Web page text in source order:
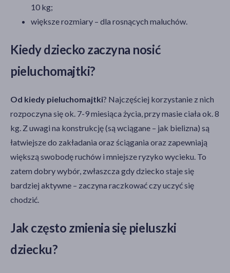
10 kg;
większe rozmiary – dla rosnących maluchów.
Kiedy dziecko zaczyna nosić
pieluchomajtki?
Od kiedy pieluchomajtki? Najczęściej korzystanie z nich
rozpoczyna się ok. 7-9 miesiąca życia, przy masie ciała ok. 8
kg. Z uwagi na konstrukcję (są wciągane – jak bielizna) są
łatwiejsze do zakładania oraz ściągania oraz zapewniają
większą swobodę ruchów i mniejsze ryzyko wycieku. To
zatem dobry wybór, zwłaszcza gdy dziecko staje się
bardziej aktywne – zaczyna raczkować czy uczyć się
chodzić.
Jak często zmienia się pieluszki
dziecku?